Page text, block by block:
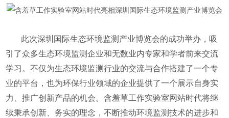
此次深圳国际生态环境监测产业博览会的成功举办，吸
引了众多生态环境监测企业和无数业内专家和学者前来交流
学习。不仅为生态环境监测行业的交流与合作搭建了一个专
业的平台，也为环保行业领域的企业提供了一个展示自身实
力、推广创新产品的机会。含羞草工作实验室网站时代将继
续秉承创新、务实的理念，不断推动环境监测技术的进步和